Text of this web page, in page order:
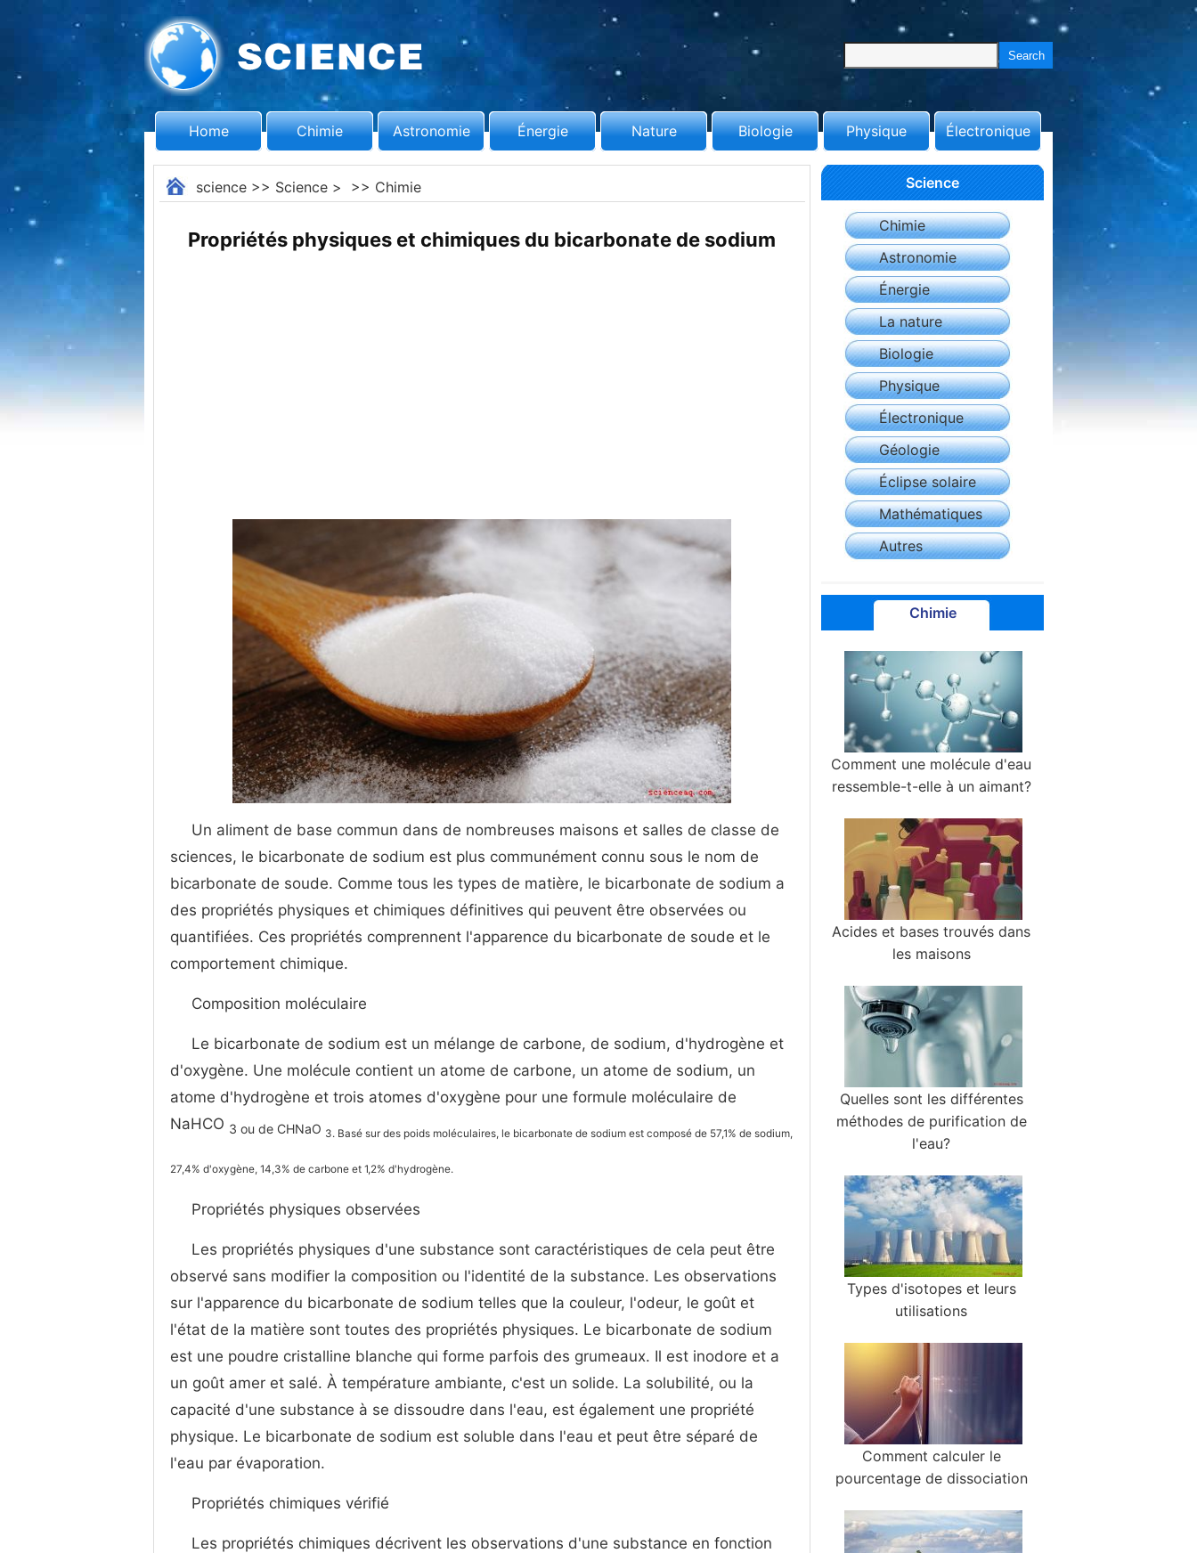
Home Chimie Astronomie Énergie Nature Biologie Physique Électronique
science>> Science> >> Chimie
Propriétés physiques et chimiques du bicarbonate de sodium
Un aliment de base commun dans de nombreuses maisons et salles de classe de
sciences, le bicarbonate de sodium est plus communément connu sous le nom de
bicarbonate de soude. Comme tous les types de matière, le bicarbonate de sodium a
des propriétés physiques et chimiques définitives qui peuvent être observées ou
quantifiées. Ces propriétés comprennent l'apparence du bicarbonate de soude et le
comportement chimique.
Composition moléculaire
Le bicarbonate de sodium est un mélange de carbone, de sodium, d'hydrogène et
d'oxygène. Une molécule contient un atome de carbone, un atome de sodium, un
atome d'hydrogène et trois atomes d'oxygène pour une formule moléculaire de
NaHCO 3 ou de CHNaO 3. Basé sur des poids moléculaires, le bicarbonate de sodium est composé de 57,1% de sodium,
27,4% d'oxygène, 14,3% de carbone et 1,2% d'hydrogène.
Propriétés physiques observées
Les propriétés physiques d'une substance sont caractéristiques de cela peut être
observé sans modifier la composition ou l'identité de la substance. Les observations
sur l'apparence du bicarbonate de sodium telles que la couleur, l'odeur, le goût et
l'état de la matière sont toutes des propriétés physiques. Le bicarbonate de sodium
est une poudre cristalline blanche qui forme parfois des grumeaux. Il est inodore et a
un goût amer et salé. À température ambiante, c'est un solide. La solubilité, ou la
capacité d'une substance à se dissoudre dans l'eau, est également une propriété
physique. Le bicarbonate de sodium est soluble dans l'eau et peut être séparé de
l'eau par évaporation.
Propriétés chimiques vérifié
Les propriétés chimiques décrivent les observations d'une substance en fonction
Science
Chimie
Astronomie
Énergie
La nature
Biologie
Physique
Électronique
Géologie
Éclipse solaire
Mathématiques
Autres
Chimie
Comment une molécule d'eau
ressemble-t-elle à un aimant?
Acides et bases trouvés dans
les maisons
Quelles sont les différentes
méthodes de purification de
l'eau?
Types d'isotopes et leurs
utilisations
Comment calculer le
pourcentage de dissociation